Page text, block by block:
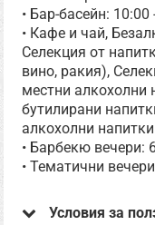
• Бар-басейн: 10:00
• Кафе и чай,
Селекция от
вино, ракия),
местни алкохолни
бутилирани
алкохолни
• Барбекю вечери:
• Тематични
Условия за